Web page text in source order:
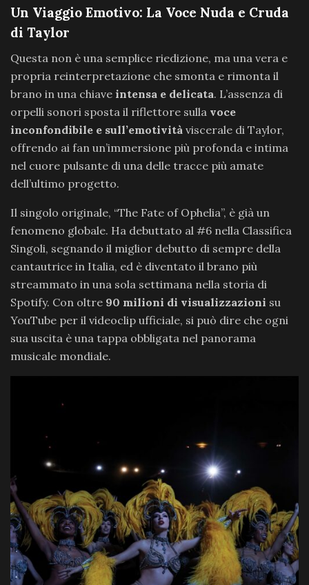
Un Viaggio Emotivo: La Voce Nuda e Cruda
di Taylor
Questa non è una semplice riedizione, ma una vera e
propria reinterpretazione che smonta e rimonta il
brano in una chiave intensa e delicata. L’assenza di
orpelli sonori sposta il riflettore sulla voce
inconfondibile e sull’emotività viscerale di Taylor,
offrendo ai fan un’immersione più profonda e intima
nel cuore pulsante di una delle tracce più amate
dell’ultimo progetto.
Il singolo originale, “The Fate of Ophelia”, è già un
fenomeno globale. Ha debuttato al #6 nella Classifica
Singoli, segnando il miglior debutto di sempre della
cantautrice in Italia, ed è diventato il brano più
streammato in una sola settimana nella storia di
Spotify. Con oltre 90 milioni di visualizzazioni su
YouTube per il videoclip ufficiale, si può dire che ogni
sua uscita è una tappa obbligata nel panorama
musicale mondiale.